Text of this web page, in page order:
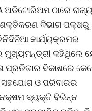
ଅଡିଟୋରିଅମ ଠାରେ ରାଜ୍ୟ
ବିଭାଗ ପକ୍ଷରୁ
କାର୍ଯ୍ୟକ୍ରମର
ମୁଖ୍ୟମନ୍ତ୍ରୀ କହିଥିଲେ
ପ୍ରତିଭାର ବିକାଶରେ
ସହଯୋଗ ଓ ପରିବାରର
ବ୍ୟକ୍ତି ବିଭିନ୍ନ